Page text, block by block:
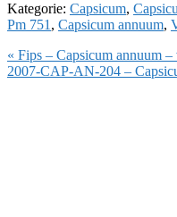
Kategorie: Capsicum,
Pm 751 , Capsicum annuum,
Vorheriger
Beitrag:
« Fips – Capsicum annuum
Nächster
2007-CAP-AN-204 –